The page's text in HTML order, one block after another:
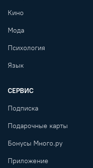
Кино
Мода
Психология
Язык
СЕРВИС
Подписка
Подарочные карты
Бонусы Много.ру
Приложение